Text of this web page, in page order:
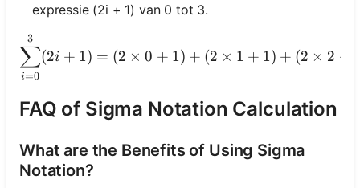
expressie (2i + 1) van 0 tot 3.
i=0
∑
3
(2i + 1) = (2 × 0 + 1) + (2 × 1 + 1) + (2 × 2 +
FAQ of Sigma Notation Calculation
What are the Benefits of Using Sigma
Notation?